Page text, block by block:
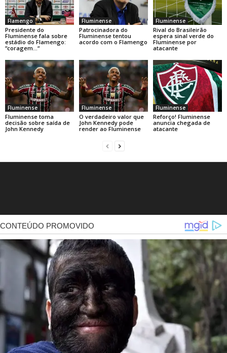
Flamengo
Presidente do
Fluminense fala sobre
estádio do Flamengo:
“coragem…“
Fluminense
Patrocinadora do
Fluminense tentou
acordo com o Flamengo
Fluminense
Rival do Brasileirão
espera sinal verde do
Fluminense por
atacante
Fluminense
Fluminense toma
decisão sobre saída de
John Kennedy
Fluminense
O verdadeiro valor que
John Kennedy pode
render ao Fluminense
Fluminense
Reforço! Fluminense
anuncia chegada de
atacante